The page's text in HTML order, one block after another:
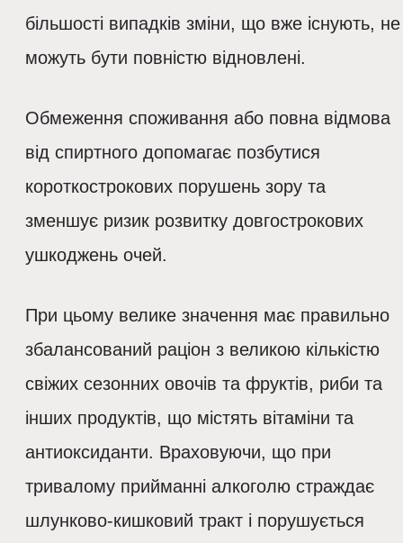
більшості випадків зміни, що вже існують, не
можуть бути повністю відновлені.
Обмеження споживання або повна відмова
від спиртного допомагає позбутися
короткострокових порушень зору та
зменшує ризик розвитку довгострокових
ушкоджень очей.
При цьому велике значення має правильно
збалансований раціон з великою кількістю
свіжих сезонних овочів та фруктів, риби та
інших продуктів, що містять вітаміни та
антиоксиданти. Враховуючи, що при
тривалому прийманні алкоголю страждає
шлунково-кишковий тракт і порушується